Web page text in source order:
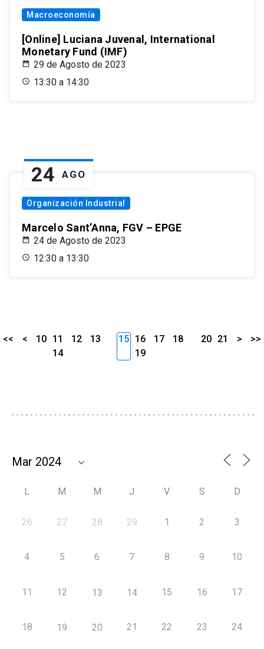
Macroeconomía
[Online] Luciana Juvenal, International
Monetary Fund (IMF)
29 de Agosto de 2023
13:30 a 14:30
24 AGO
Organización Industrial
Marcelo Sant’Anna, FGV – EPGE
24 de Agosto de 2023
12:30 a 13:30
<< < 10 11 12
13
14
15 16 17
18
19
20 21 > >>
L M M J V S D
26 27 28 29 1 2 3
4 5 6 7 8 9 10
11 12 13 14 15 16 17
18 19 20 21 22 23 24